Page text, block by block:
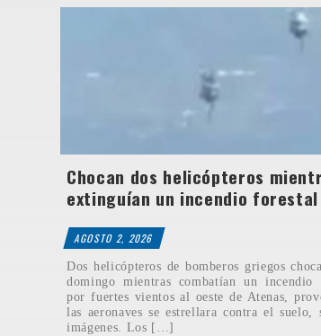
Chocan dos helicópteros
extinguían un incendio forestal
AGOSTO 2, 2026
Dos helicópteros de bomberos griegos
domingo mientras combatían un incendio
por fuertes vientos al oeste de Atenas,
las aeronaves se estrellara contra el suelo,
imágenes. Los […]